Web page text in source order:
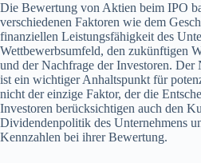
Die Bewertung von Aktien beim IPO
verschiedenen Faktoren wie dem
finanziellen Leistungsfähigkeit des
Wettbewerbsumfeld, den zukünftigen
und der Nachfrage der Investoren.
ist ein wichtiger Anhaltspunkt für
nicht der einzige Faktor, der die
Investoren berücksichtigen auch den
Dividendenpolitik des Unternehmens
Kennzahlen bei ihrer Bewertung.